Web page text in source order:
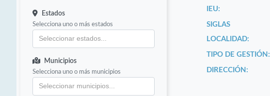
Estados
Selecciona uno o más estados
Municipios
Selecciona uno o más municipios
IEU:
SIGLAS
LOCALIDAD:
TIPO DE GESTIÓN:
DIRECCIÓN: